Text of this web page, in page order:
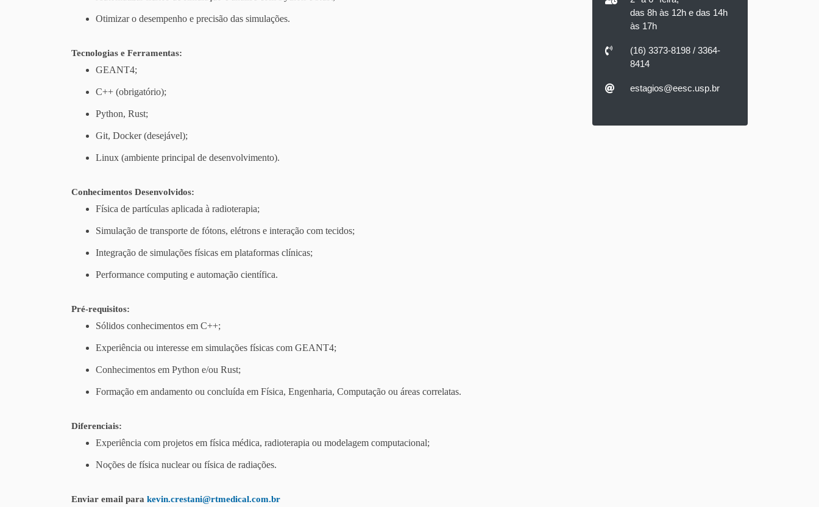
das 8h às 12h e das 14h
às 17h
(16) 3373-8198 / 3364-
8414
estagios@eesc.usp.br
Otimizar o desempenho e precisão das simulações.
Tecnologias e Ferramentas:
GEANT4;
C++ (obrigatório);
Python, Rust;
Git, Docker (desejável);
Linux (ambiente principal de desenvolvimento).
Conhecimentos Desenvolvidos:
Física de partículas aplicada à radioterapia;
Simulação de transporte de fótons, elétrons e interação com tecidos;
Integração de simulações físicas em plataformas clínicas;
Performance computing e automação científica.
Pré-requisitos:
Sólidos conhecimentos em C++;
Experiência ou interesse em simulações físicas com GEANT4;
Conhecimentos em Python e/ou Rust;
Formação em andamento ou concluída em Física, Engenharia, Computação ou áreas correlatas.
Diferenciais:
Experiência com projetos em física médica, radioterapia ou modelagem computacional;
Noções de física nuclear ou física de radiações.
Enviar email para kevin.crestani@rtmedical.com.br